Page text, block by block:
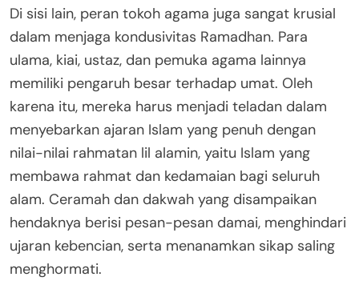
Di sisi lain, peran tokoh agama juga sangat krusial
dalam menjaga kondusivitas Ramadhan. Para
ulama, kiai, ustaz, dan pemuka agama lainnya
memiliki pengaruh besar terhadap umat. Oleh
karena itu, mereka harus menjadi teladan dalam
menyebarkan ajaran Islam yang penuh dengan
nilai-nilai rahmatan lil alamin, yaitu Islam yang
membawa rahmat dan kedamaian bagi seluruh
alam. Ceramah dan dakwah yang disampaikan
hendaknya berisi pesan-pesan damai, menghindari
ujaran kebencian, serta menanamkan sikap saling
menghormati.